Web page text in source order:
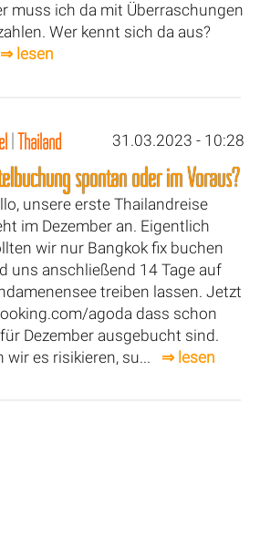
muss ich da mit Überraschungen
Wer kennt sich da aus?
⇒ lesen
|Thailand 31.03.2023 - 10:28
spontan oder im Voraus?
unsere erste Thailandreise
im Dezember an. Eigentlich
wir nur Bangkok fix buchen
uns anschließend 14 Tage auf
treiben lassen. Jetzt
agoda dass schon
Dezember ausgebucht sind.
wir es risikieren, su... ⇒ lesen